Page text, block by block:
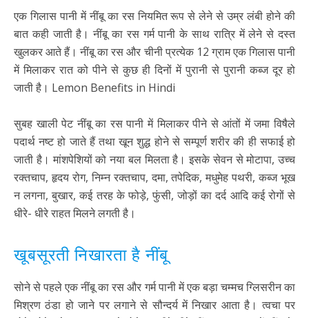
एक गिलास पानी में नींबू का रस नियमित रूप से लेने से उम्र लंबी होने की
बात कही जाती है। नींबू का रस गर्म पानी के साथ रात्रि में लेने से दस्त
खुलकर आते हैं। नींबू का रस और चीनी प्रत्येक 12 ग्राम एक गिलास पानी
में मिलाकर रात को पीने से कुछ ही दिनों में पुरानी से पुरानी कब्ज दूर हो
जाती है। Lemon Benefits in Hindi
सुबह खाली पेट नींबू का रस पानी में मिलाकर पीने से आंतों में जमा विषैले
पदार्थ नष्ट हो जाते हैं तथा खून शुद्ध होने से सम्पूर्ण शरीर की ही सफाई हो
जाती है। मांशपेशियों को नया बल मिलता है। इसके सेवन से मोटापा, उच्च
रक्तचाप, हृदय रोग, निम्न रक्तचाप, दमा, तपेदिक, मधुमेह पथरी, कब्ज भूख
न लगना, बुखार, कई तरह के फोड़े, फुंसी, जोड़ों का दर्द आदि कई रोगों से
धीरे- धीरे राहत मिलने लगती है।
खूबसूरती निखारता है नींबू
सोने से पहले एक नींबू का रस और गर्म पानी में एक बड़ा चम्मच ग्लिसरीन का
मिश्रण ठंडा हो जाने पर लगाने से सौन्दर्य में निखार आता है। त्वचा पर